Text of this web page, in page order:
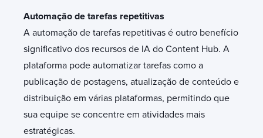
Automação de tarefas repetitivas
A automação de tarefas repetitivas é outro benefício
significativo dos recursos de IA do Content Hub. A
plataforma pode automatizar tarefas como a
publicação de postagens, atualização de conteúdo e
distribuição em várias plataformas, permitindo que
sua equipe se concentre em atividades mais
estratégicas.